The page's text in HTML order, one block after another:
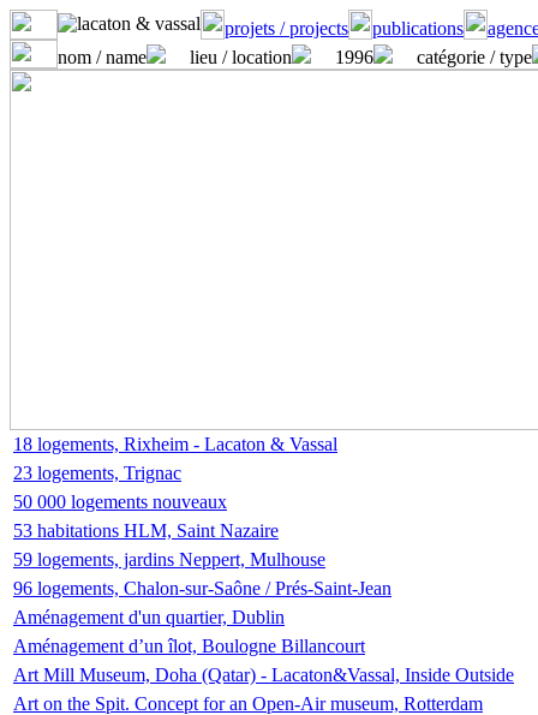
projets / projects publications
nom / name
lieu / location 1996 catégorie / type
18 logements, Rixheim - Lacaton & Vassal
23 logements, Trignac
50 000 logements nouveaux
53 habitations HLM, Saint Nazaire
59 logements, jardins Neppert, Mulhouse
96 logements, Chalon-sur-Saône / Prés-Saint-Jean
Aménagement d'un quartier, Dublin
Aménagement d’un îlot, Boulogne Billancourt
Art Mill Museum, Doha (Qatar) - Lacaton&Vassal, Inside Outside
Art on the Spit. Concept for an Open-Air museum, Rotterdam